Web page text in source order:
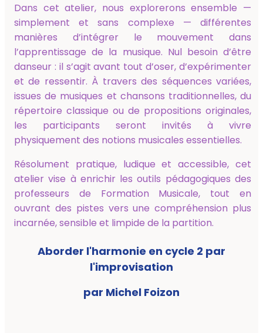
Dans cet atelier, nous explorerons ensemble —
simplement et sans complexe — différentes
manières d’intégrer le mouvement dans
l’apprentissage de la musique. Nul besoin d’être
danseur : il s’agit avant tout d’oser, d’expérimenter
et de ressentir. À travers des séquences variées,
issues de musiques et chansons traditionnelles, du
répertoire classique ou de propositions originales,
les participants seront invités à vivre
physiquement des notions musicales essentielles.
Résolument pratique, ludique et accessible, cet
atelier vise à enrichir les outils pédagogiques des
professeurs de Formation Musicale, tout en
ouvrant des pistes vers une compréhension plus
incarnée, sensible et limpide de la partition.
Aborder l'harmonie en cycle 2 par
l'improvisation
par Michel Foizon